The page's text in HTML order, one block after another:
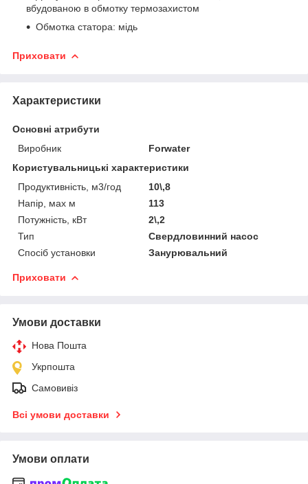
вбудованою в обмотку термозахистом
Обмотка статора: мідь
Приховати
Характеристики
Основні атрибути
Виробник
Forwater
Користувальницькі характеристики
Продуктивність, м3/год
10\,8
Напір, мах м
113
Потужність, кВт
2\,2
Тип
Свердловинний насос
Спосіб установки
Занурювальний
Приховати
Умови доставки
Нова Пошта
Укрпошта
Самовивіз
Всі умови доставки
Умови оплати